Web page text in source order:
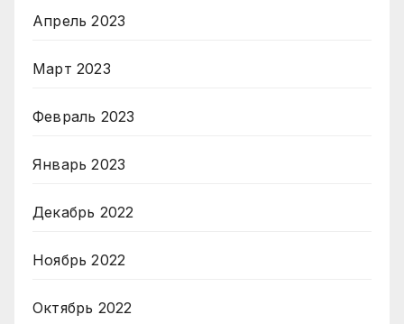
Апрель 2023
Март 2023
Февраль 2023
Январь 2023
Декабрь 2022
Ноябрь 2022
Октябрь 2022